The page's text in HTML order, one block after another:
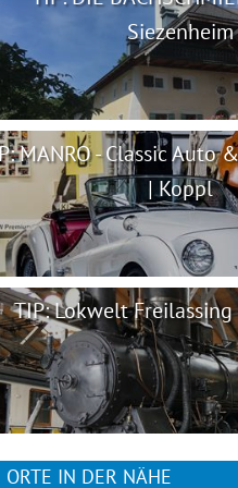
Siezenheim
MANRO - Classic Auto
| Koppl
TIP: Lokwelt
ORTE IN DER NÄHE